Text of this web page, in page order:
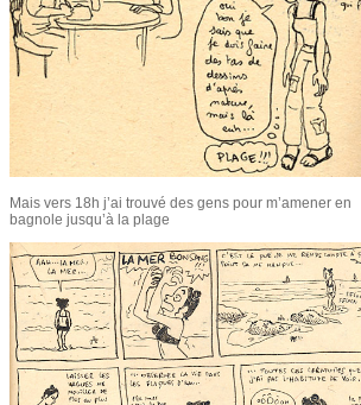
Mais vers 18h j’ai trouvé des gens pour m’amener en
bagnole jusqu’à la plage